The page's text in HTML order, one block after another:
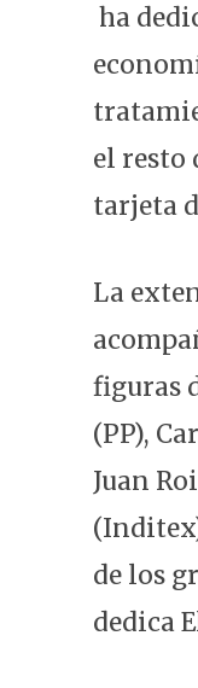
ha
el resto
tarjeta
La
figuras
(PP),
Juan
de los
dedica